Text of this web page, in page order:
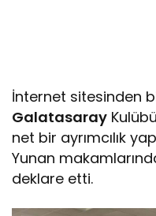
İnternet sitesinden
Galatasaray
net bir ayrımcılık
Yunan
deklare etti.